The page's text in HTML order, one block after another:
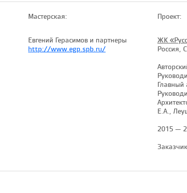
Мастерская:
Евгений Герасимов и партнеры
http://www.egp.spb.ru/
Проект:
ЖК
Россия,
Главный
Е.А.,
2015 —